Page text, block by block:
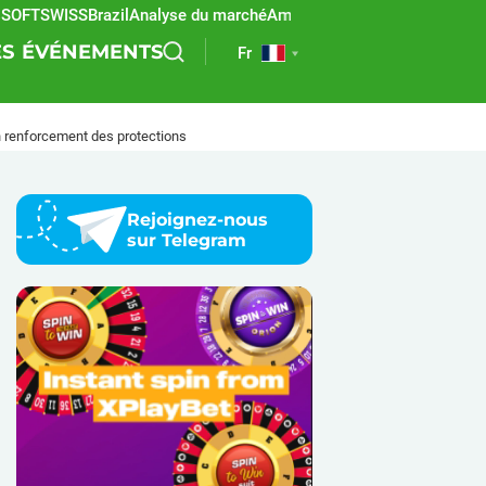
BrazilAnalyse du marchéAmérique latine
ÉVÉNEMENTS Fr
renforcement des protections
Rejoignez-nous
sur Telegram